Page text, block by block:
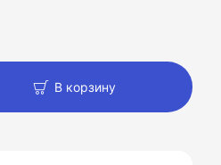
В корзину